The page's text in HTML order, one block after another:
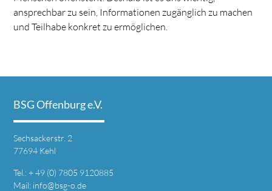
ansprechbar zu sein, Informationen zugänglich zu machen
und Teilhabe konkret zu ermöglichen.
BSG Offenburg e.V.
Sechsackerstr. 2
77694 Kehl
Tel.: + 49 (0) 7805 9120885
Mail: info@bsg-o.de